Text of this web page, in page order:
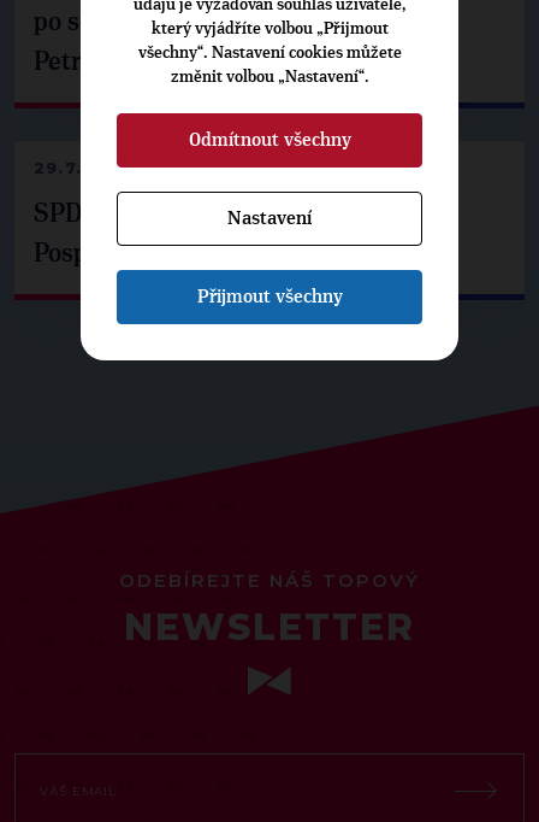
po setkání s prezidentem republiky
Petrem Pavlem
29.7.2026
SPD už není ve zprávě o extremismu.
Pospíšil: Je tu pachuť
ODEBÍREJTE NÁŠ TOPOVÝ
NEWSLETTER
údajů je vyžadován souhlas uživatele,
který vyjádříte volbou „Přijmout
všechny“. Nastavení cookies můžete
změnit volbou „Nastavení“.
Odmítnout všechny
Nastavení
Přijmout všechny